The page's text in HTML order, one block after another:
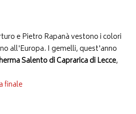
e Pietro Rapanà vestono i colori
all'Europa. I gemelli, quest'anno
Salento di Caprarica di Lecce,
finale